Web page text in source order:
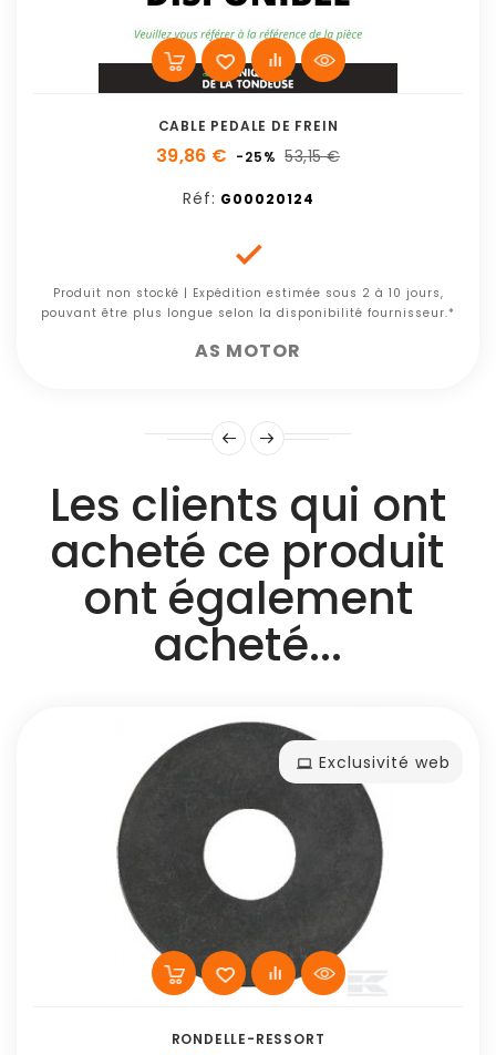
CABLE PEDALE DE FREIN
39,86 € -25% 53,15 €
Réf: G00020124

Produit non stocké | Expédition estimée sous 2 à 10 jours,
pouvant être plus longue selon la disponibilité fournisseur.*
AS MOTOR
Les clients qui ont
acheté ce produit
ont également
acheté...
Exclusivité web
RONDELLE-RESSORT